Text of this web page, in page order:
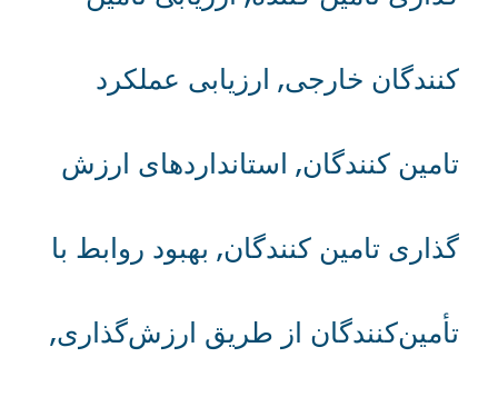
کنندگان خارجی, ارزیابی عملکرد
تامین کنندگان, استانداردهای ارزش
گذاری تامین کنندگان, بهبود روابط با
تأمین‌کنندگان از طریق ارزش‌گذاری,